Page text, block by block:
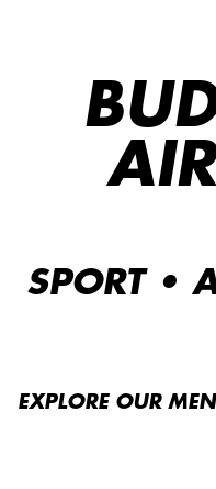
SPORT •
EXPLORE OUR